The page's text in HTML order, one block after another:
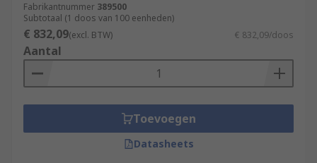
Fabrikantnummer 389500
Subtotaal (1 doos van 100 eenheden)
€ 832,09(excl. BTW) € 832,09/doos
Aantal
Toevoegen
Datasheets